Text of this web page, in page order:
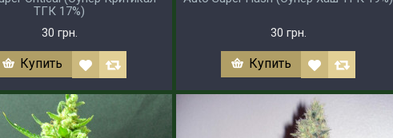
ТГК 17%)
30 грн.
Купить
30 грн.
Купить